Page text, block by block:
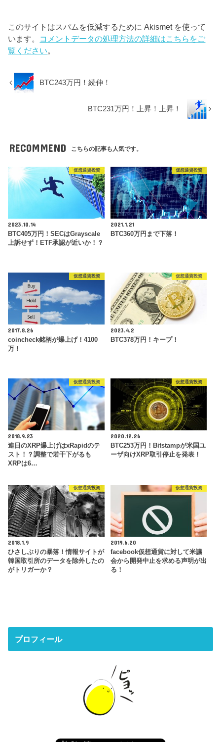
このサイトはスパムを低減するために Akismet を使って
います。 コメントデータの処理方法の詳細はこちらをご
覧ください。
BTC243万円！続伸！
BTC231万円！上昇！上昇！
RECOMMEND こちらの記事も人気です。
仮想通貨投資
2023.10.14
BTC405万円！SECはGrayscale
上訴せず！ETF承認が近いか！？
仮想通貨投資
2021.1.21
BTC360万円まで下落！
仮想通貨投資
2017.8.26
coincheck銘柄が爆上げ！4100
万！
仮想通貨投資
2023.4.2
BTC378万円！キープ！
仮想通貨投資
2018.9.23
連日のXRP爆上げはxRapidのテ
スト！？調整で若干下がるも
XRPは6…
仮想通貨投資
2020.12.26
BTC253万円！Bitstampが米国ユ
ーザ向けXRP取引停止を発表！
仮想通貨投資
2018.1.9
ひさしぶりの暴落！情報サイトが
韓国取引所のデータを除外したの
がトリガーか？
仮想通貨投資
2019.6.20
facebook仮想通貨に対して米議
会から開発中止を求める声明が出
る！
プロフィール